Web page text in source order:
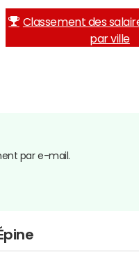
Classement des
par ville
par e-mail.